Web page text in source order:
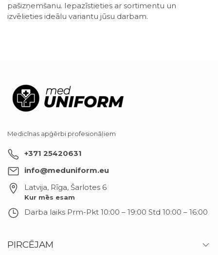
pašizņemšanu. Iepazīstieties ar sortimentu un
izvēlieties ideālu variantu jūsu darbam.
Medicīnas apģērbi profesionāļiem
+371 25420631
info@meduniform.eu
Latvija, Rīga, Šarlotes 6
Kur mēs esam
Darba laiks Prm-Pkt 10:00 – 19:00 Std 10:00 – 16:00
PIRCĒJAM